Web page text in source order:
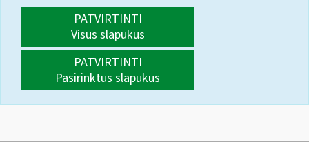
PATVIRTINTI
Visus slapukus
PATVIRTINTI
Pasirinktus slapukus